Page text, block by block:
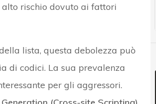
rischio dovuto ai fattori
lista, questa debolezza può
di codici. La sua prevalenza
per gli aggressori.